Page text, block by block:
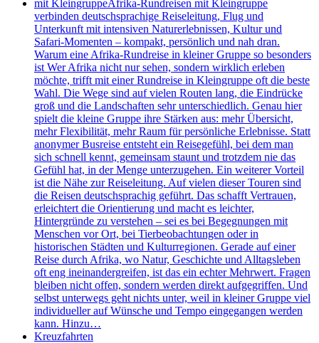
mit KleingruppeAfrika-Rundreisen mit Kleingruppe
verbinden deutschsprachige Reiseleitung, Flug und
Unterkunft mit intensiven Naturerlebnissen, Kultur und
Safari-Momenten – kompakt, persönlich und nah dran.
Warum eine Afrika-Rundreise in kleiner Gruppe so besonders
ist Wer Afrika nicht nur sehen, sondern wirklich erleben
möchte, trifft mit einer Rundreise in Kleingruppe oft die beste
Wahl. Die Wege sind auf vielen Routen lang, die Eindrücke
groß und die Landschaften sehr unterschiedlich. Genau hier
spielt die kleine Gruppe ihre Stärken aus: mehr Übersicht,
mehr Flexibilität, mehr Raum für persönliche Erlebnisse. Statt
anonymer Busreise entsteht ein Reisegefühl, bei dem man
sich schnell kennt, gemeinsam staunt und trotzdem nie das
Gefühl hat, in der Menge unterzugehen. Ein weiterer Vorteil
ist die Nähe zur Reiseleitung. Auf vielen dieser Touren sind
die Reisen deutschsprachig geführt. Das schafft Vertrauen,
erleichtert die Orientierung und macht es leichter,
Hintergründe zu verstehen – sei es bei Begegnungen mit
Menschen vor Ort, bei Tierbeobachtungen oder in
historischen Städten und Kulturregionen. Gerade auf einer
Reise durch Afrika, wo Natur, Geschichte und Alltagsleben
oft eng ineinandergreifen, ist das ein echter Mehrwert. Fragen
bleiben nicht offen, sondern werden direkt aufgegriffen. Und
selbst unterwegs geht nichts unter, weil in kleiner Gruppe viel
individueller auf Wünsche und Tempo eingegangen werden
kann. Hinzu…
Kreuzfahrten